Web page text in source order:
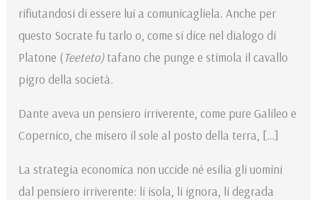
rifiutandosi di essere lui a comunicagliela. Anche per
questo Socrate fu tarlo o, come si dice nel dialogo di
Platone (Teeteto)tafano che punge e stimola il cavallo
pigro della società.
Dante aveva un pensiero irriverente, come pure Galileo e
Copernico, che misero il sole al posto della terra, […]
La strategia economica non uccide né esilia gli uomini
dal pensiero irriverente: li isola, li ignora, li degrada